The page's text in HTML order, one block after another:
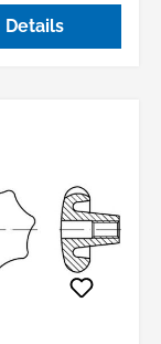
Details